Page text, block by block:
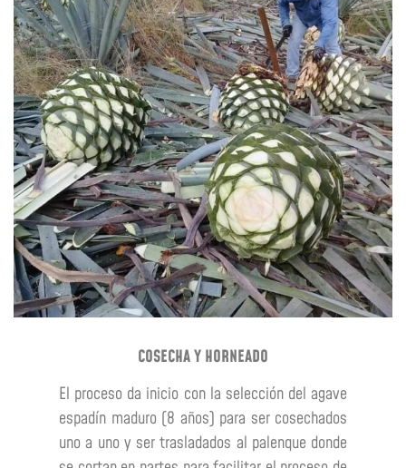
COSECHA Y HORNEADO
El proceso da inicio con la selección del agave
espadín maduro (8 años) para ser cosechados
uno a uno y ser trasladados al palenque donde